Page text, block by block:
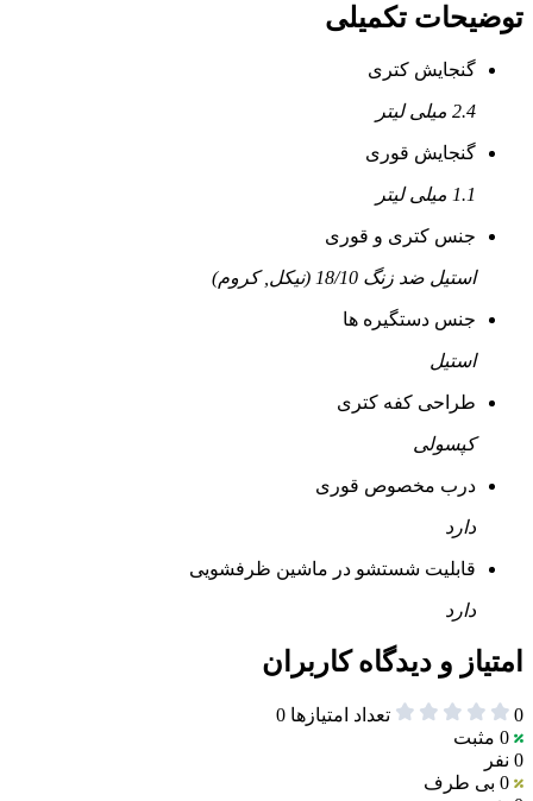
توضیحات تکمیلی
گنجایش کتری
2.4 میلی لیتر
گنجایش قوری
1.1 میلی لیتر
جنس کتری و قوری
استیل ضد زنگ 18/10 (نیکل, کروم)
جنس دستگیره ها
استیل
طراحی کفه کتری
کپسولی
درب مخصوص قوری
دارد
قابلیت شستشو در ماشین ظرفشویی
دارد
امتیاز و دیدگاه کاربران
0 تعداد امتیازها 0
0 مثبت
0 نفر
0 بی طرف